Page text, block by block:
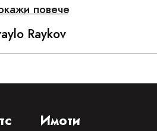
повече
Raykov
Имоти